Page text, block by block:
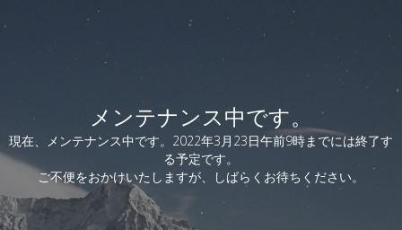
メンテナンス中です。
現在、メンテナンス中です。2022年3月23日午前9時までには終了す
る予定です。
ご不便をおかけいたしますが、しばらくお待ちください。